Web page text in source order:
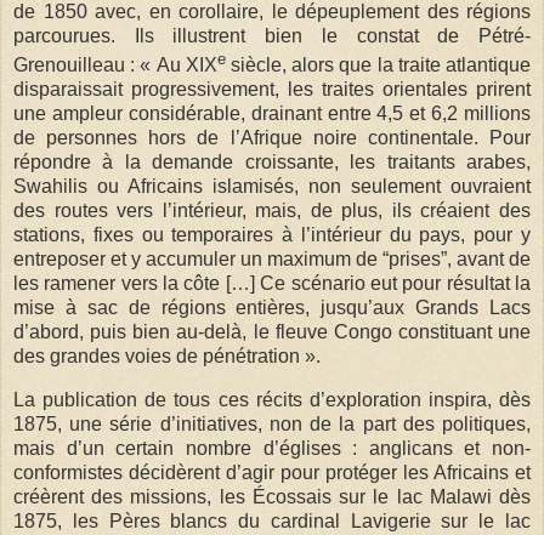
de 1850 avec, en corollaire, le dépeuplement des régions
parcourues. Ils illustrent bien le constat de Pétré-
Grenouilleau : « Au XIXesiècle, alors que la traite atlantique
disparaissait progressivement, les traites orientales prirent
une ampleur considérable, drainant entre 4,5 et 6,2 millions
de personnes hors de l’Afrique noire continentale. Pour
répondre à la demande croissante, les traitants arabes,
Swahilis ou Africains islamisés, non seulement ouvraient
des routes vers l’intérieur, mais, de plus, ils créaient des
stations, fixes ou temporaires à l’intérieur du pays, pour y
entreposer et y accumuler un maximum de “prises”, avant de
les ramener vers la côte […] Ce scénario eut pour résultat la
mise à sac de régions entières, jusqu’aux Grands Lacs
d’abord, puis bien au-delà, le fleuve Congo constituant une
des grandes voies de pénétration ».
La publication de tous ces récits d’exploration inspira, dès
1875, une série d’initiatives, non de la part des politiques,
mais d’un certain nombre d’églises : anglicans et non-
conformistes décidèrent d’agir pour protéger les Africains et
créèrent des missions, les Écossais sur le lac Malawi dès
1875, les Pères blancs du cardinal Lavigerie sur le lac